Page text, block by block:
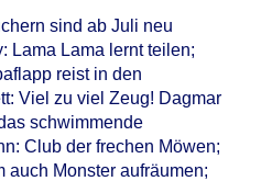
sind ab Juli neu
Lama Lama lernt teilen;
reist in den
Viel zu viel Zeug! Dagmar
schwimmende
Club der frechen Möwen;
auch Monster aufräumen;